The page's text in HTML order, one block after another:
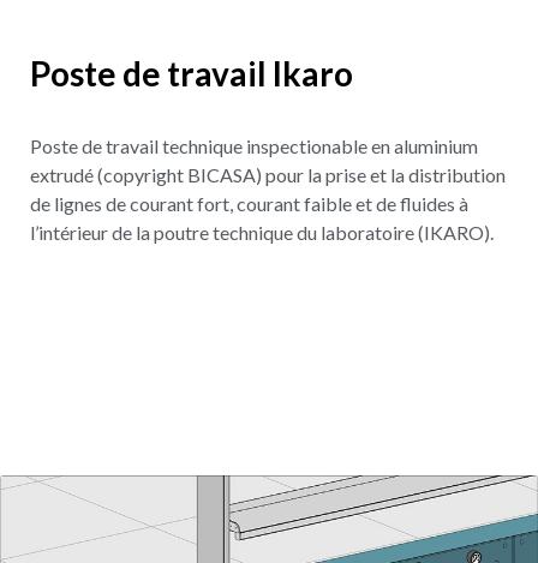
Poste de travail Ikaro
Poste de travail technique inspectionable en aluminium
extrudé (copyright BICASA) pour la prise et la distribution
de lignes de courant fort, courant faible et de fluides à
l’intérieur de la poutre technique du laboratoire (IKARO).